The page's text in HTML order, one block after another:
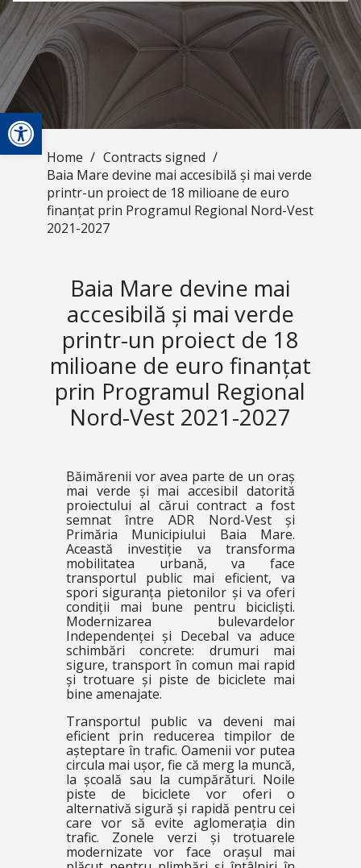
Open toolbar
Home / Contracts signed /
Baia Mare devine mai accesibilă și mai verde
printr-un proiect de 18 milioane de euro
finanțat prin Programul Regional Nord-Vest
2021-2027
Baia Mare devine mai
accesibilă și mai verde
printr-un proiect de 18
milioane de euro finanțat
prin Programul Regional
Nord-Vest 2021-2027
Băimărenii vor avea parte de un oraș
mai verde și mai accesibil datorită
proiectului al cărui contract a fost
semnat între ADR Nord-Vest și
Primăria Municipiului Baia Mare.
Această investiție va transforma
mobilitatea urbană, va face
transportul public mai eficient, va
spori siguranța pietonilor și va oferi
condiții mai bune pentru bicicliști.
Modernizarea bulevardelor
Independenței și Decebal va aduce
schimbări concrete: drumuri mai
sigure, transport în comun mai rapid
și trotuare și piste de biciclete mai
bine amenajate.
Transportul public va deveni mai
eficient prin reducerea timpilor de
așteptare în trafic. Oamenii vor putea
circula mai ușor, fie că merg la muncă,
la școală sau la cumpărături. Noile
piste de biciclete vor oferi o
alternativă sigură și rapidă pentru cei
care vor să evite aglomerația din
trafic. Zonele verzi și trotuarele
modernizate vor face orașul mai